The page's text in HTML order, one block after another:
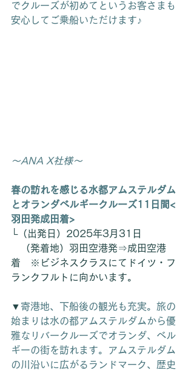
でクルーズが初めてというお客さまも
安心してご乗船いただけます♪
～ANA X社様～
春の訪れを感じる水都アムステルダム
とオランダベルギークルーズ11日間<
羽田発成田着>
└（出発日）2025年3月31日
（発着地）羽田空港発⇒成田空港
着　※ ビジネスクラスにてドイツ・フ
ランクフルトに向かいます。
▼ 寄港地、下船後の観光も充実。旅の
始まりは水の都アムステルダムから優
雅なリバークルーズでオランダ、ベル
ギーの街を訪れます。アムステルダム
の川沿いに広がるランドマーク、歴史